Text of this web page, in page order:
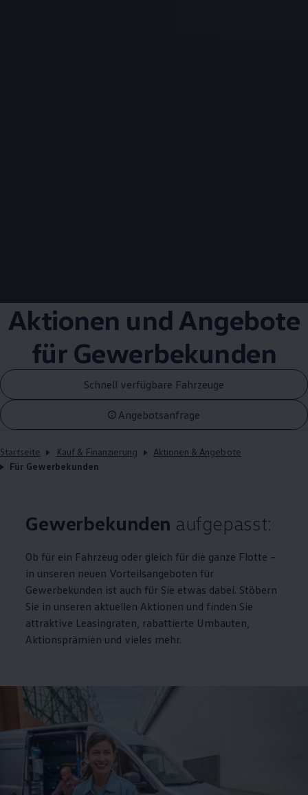
Aktionen und Angebote
für Gewerbekunden
Schnell verfügbare Fahrzeuge
Angebotsanfrage
Startseite Kauf & Finanzierung
Aktionen & Angebote
Für Gewerbekunden
Gewerbekunden aufgepasst:
Ob für ein Fahrzeug oder gleich für die ganze Flotte –
in unseren neuen Vorteilsangeboten für
Gewerbekunden ist auch für Sie etwas dabei. Stöbern
Sie in unseren aktuellen Aktionen und finden Sie
attraktive Leasingraten, rabattierte Umbauten,
Aktionsprämien und vieles mehr.